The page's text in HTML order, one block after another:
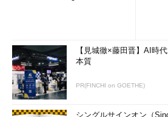
【見城徹×藤田晋】AI時
本質
PR(FINCHI on GOETHE)
シングルサインオン（